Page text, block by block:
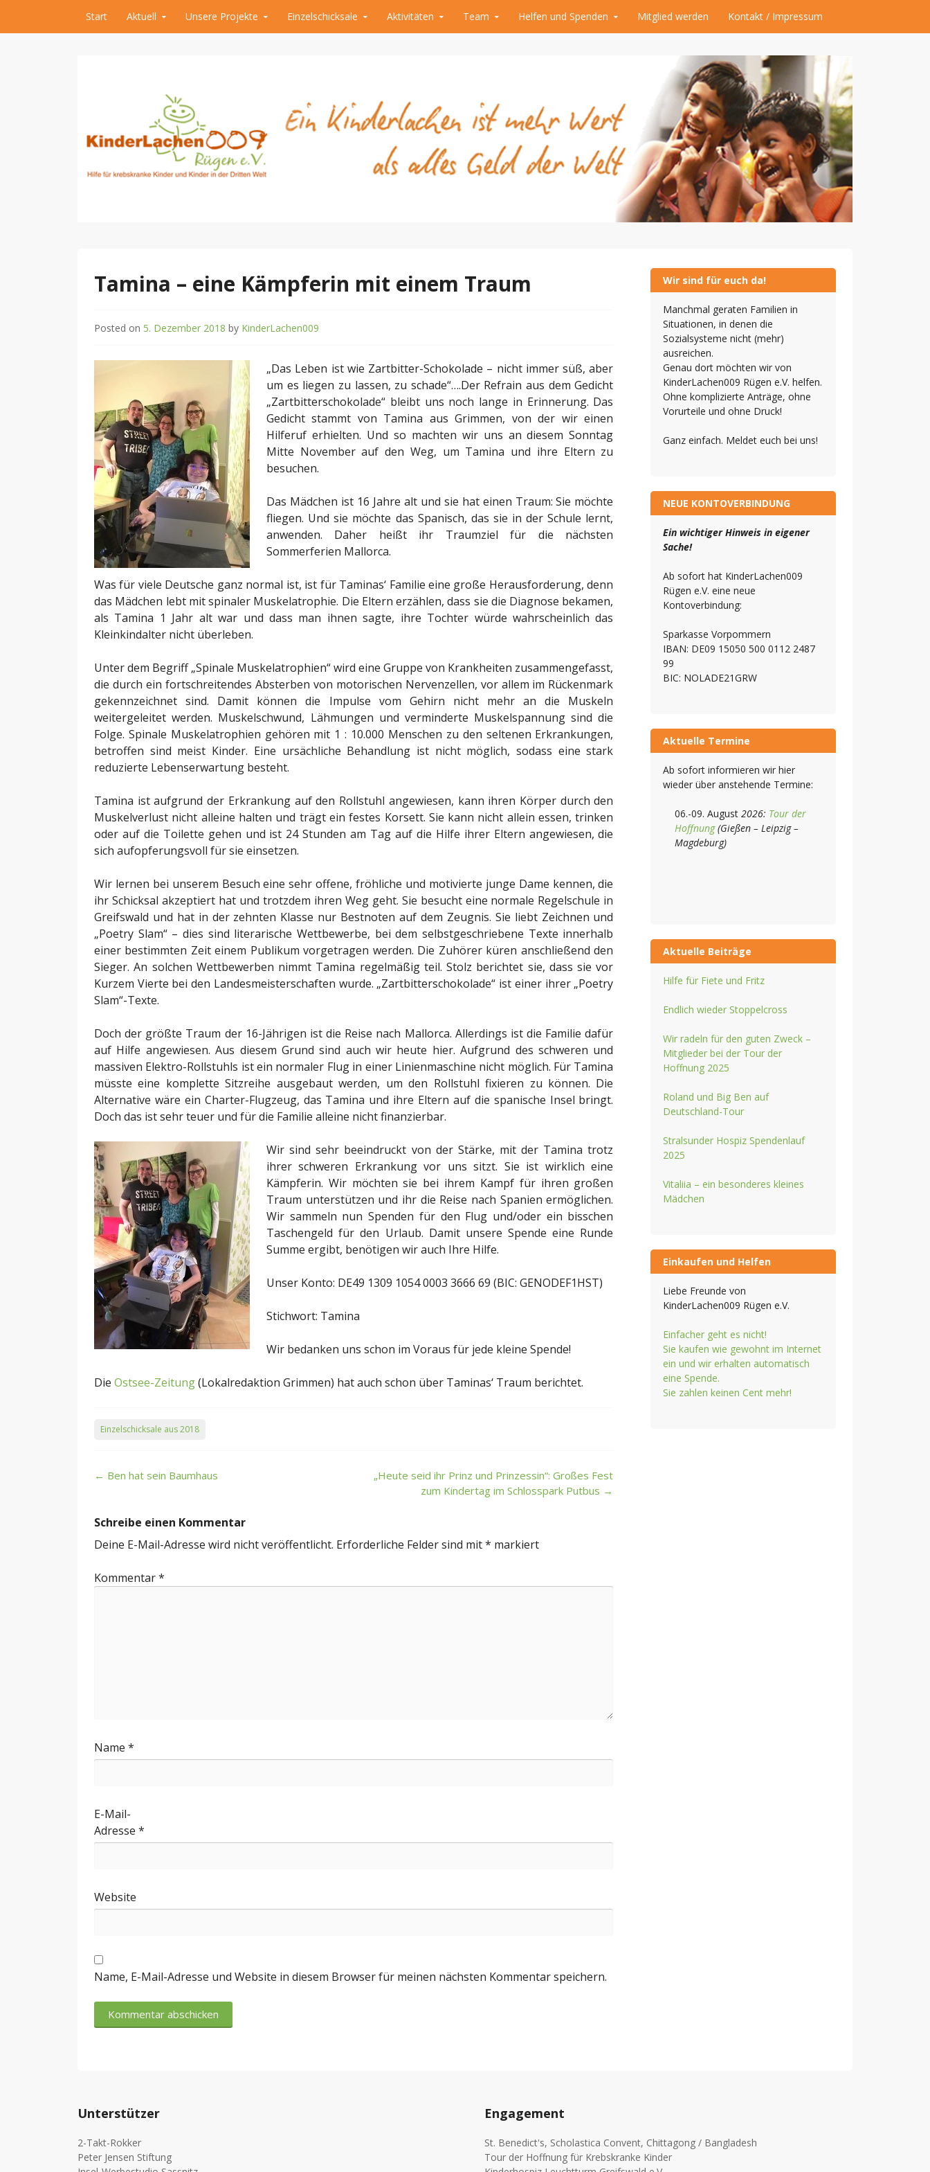
Start Aktuell Unsere Projekte Einzelschicksale Aktivitäten Team Helfen und Spenden Mitglied werden Kontakt / Impressum
Tamina – eine Kämpferin mit einem Traum
Posted on 5. Dezember 2018 by KinderLachen009
„Das Leben ist wie Zartbitter-Schokolade – nicht immer süß, aber
um es liegen zu lassen, zu schade“….Der Refrain aus dem Gedicht
„Zartbitterschokolade“ bleibt uns noch lange in Erinnerung. Das
Gedicht stammt von Tamina aus Grimmen, von der wir einen
Hilferuf erhielten. Und so machten wir uns an diesem Sonntag
Mitte November auf den Weg, um Tamina und ihre Eltern zu
besuchen.
Das Mädchen ist 16 Jahre alt und sie hat einen Traum: Sie möchte
fliegen. Und sie möchte das Spanisch, das sie in der Schule lernt,
anwenden. Daher heißt ihr Traumziel für die nächsten
Sommerferien Mallorca.
Was für viele Deutsche ganz normal ist, ist für Taminas‘ Familie eine große Herausforderung, denn
das Mädchen lebt mit spinaler Muskelatrophie. Die Eltern erzählen, dass sie die Diagnose bekamen,
als Tamina 1 Jahr alt war und dass man ihnen sagte, ihre Tochter würde wahrscheinlich das
Kleinkindalter nicht überleben.
Unter dem Begriff „Spinale Muskelatrophien“ wird eine Gruppe von Krankheiten zusammengefasst,
die durch ein fortschreitendes Absterben von motorischen Nervenzellen, vor allem im Rückenmark
gekennzeichnet sind. Damit können die Impulse vom Gehirn nicht mehr an die Muskeln
weitergeleitet werden. Muskelschwund, Lähmungen und verminderte Muskelspannung sind die
Folge. Spinale Muskelatrophien gehören mit 1 : 10.000 Menschen zu den seltenen Erkrankungen,
betroffen sind meist Kinder. Eine ursächliche Behandlung ist nicht möglich, sodass eine stark
reduzierte Lebenserwartung besteht.
Tamina ist aufgrund der Erkrankung auf den Rollstuhl angewiesen, kann ihren Körper durch den
Muskelverlust nicht alleine halten und trägt ein festes Korsett. Sie kann nicht allein essen, trinken
oder auf die Toilette gehen und ist 24 Stunden am Tag auf die Hilfe ihrer Eltern angewiesen, die
sich aufopferungsvoll für sie einsetzen.
Wir lernen bei unserem Besuch eine sehr offene, fröhliche und motivierte junge Dame kennen, die
ihr Schicksal akzeptiert hat und trotzdem ihren Weg geht. Sie besucht eine normale Regelschule in
Greifswald und hat in der zehnten Klasse nur Bestnoten auf dem Zeugnis. Sie liebt Zeichnen und
„Poetry Slam“ – dies sind literarische Wettbewerbe, bei dem selbstgeschriebene Texte innerhalb
einer bestimmten Zeit einem Publikum vorgetragen werden. Die Zuhörer küren anschließend den
Sieger. An solchen Wettbewerben nimmt Tamina regelmäßig teil. Stolz berichtet sie, dass sie vor
Kurzem Vierte bei den Landesmeisterschaften wurde. „Zartbitterschokolade“ ist einer ihrer „Poetry
Slam“-Texte.
Doch der größte Traum der 16-Jährigen ist die Reise nach Mallorca. Allerdings ist die Familie dafür
auf Hilfe angewiesen. Aus diesem Grund sind auch wir heute hier. Aufgrund des schweren und
massiven Elektro-Rollstuhls ist ein normaler Flug in einer Linienmaschine nicht möglich. Für Tamina
müsste eine komplette Sitzreihe ausgebaut werden, um den Rollstuhl fixieren zu können. Die
Alternative wäre ein Charter-Flugzeug, das Tamina und ihre Eltern auf die spanische Insel bringt.
Doch das ist sehr teuer und für die Familie alleine nicht finanzierbar.
Wir sind sehr beeindruckt von der Stärke, mit der Tamina trotz
ihrer schweren Erkrankung vor uns sitzt. Sie ist wirklich eine
Kämpferin. Wir möchten sie bei ihrem Kampf für ihren großen
Traum unterstützen und ihr die Reise nach Spanien ermöglichen.
Wir sammeln nun Spenden für den Flug und/oder ein bisschen
Taschengeld für den Urlaub. Damit unsere Spende eine Runde
Summe ergibt, benötigen wir auch Ihre Hilfe.
Unser Konto: DE49 1309 1054 0003 3666 69 (BIC: GENODEF1HST)
Stichwort: Tamina
Wir bedanken uns schon im Voraus für jede kleine Spende!
Die Ostsee-Zeitung(Lokalredaktion Grimmen) hat auch schon über Taminas‘ Traum berichtet.
Einzelschicksale aus 2018
Post
← Ben hat sein Baumhaus
„Heute seid ihr Prinz und Prinzessin“: Großes Fest
zum Kindertag im Schlosspark Putbus →
Schreibe einen Kommentar
Deine E-Mail-Adresse wird nicht veröffentlicht. Erforderliche Felder sind mit* markiert
Kommentar*
Name *
E-Mail-
Adresse *
Website
Name, E-Mail-Adresse und Website in diesem Browser für meinen nächsten Kommentar speichern.
Wir sind für euch da!
Manchmal geraten Familien in
Situationen, in denen die
Sozialsysteme nicht (mehr)
ausreichen.
Genau dort möchten wir von
KinderLachen009 Rügen e.V. helfen.
Ohne komplizierte Anträge, ohne
Vorurteile und ohne Druck!
Ganz einfach. Meldet euch bei uns!
NEUE KONTOVERBINDUNG
Ein wichtiger Hinweis in eigener
Sache!
Ab sofort hat KinderLachen009
Rügen e.V. eine neue
Kontoverbindung:
Sparkasse Vorpommern
IBAN: DE09 15050 500 0112 2487
99
BIC: NOLADE21GRW
Aktuelle Termine
Ab sofort informieren wir hier
wieder über anstehende Termine:
06.-09. August 2026: Tour der
Hoffnung(Gießen – Leipzig –
Magdeburg)
Aktuelle Beiträge
Hilfe für Fiete und Fritz
Endlich wieder Stoppelcross
Wir radeln für den guten Zweck –
Mitglieder bei der Tour der
Hoffnung 2025
Roland und Big Ben auf
Deutschland-Tour
Stralsunder Hospiz Spendenlauf
2025
Vitaliia – ein besonderes kleines
Mädchen
Einkaufen und Helfen
Liebe Freunde von
KinderLachen009 Rügen e.V.
Einfacher geht es nicht!
Sie kaufen wie gewohnt im Internet
ein und wir erhalten automatisch
eine Spende.
Sie zahlen keinen Cent mehr!
Unterstützer
2-Takt-Rokker
Peter Jensen Stiftung
Engagement
St. Benedict's, Scholastica Convent, Chittagong / Bangladesh
Tour der Hoffnung für Krebskranke Kinder